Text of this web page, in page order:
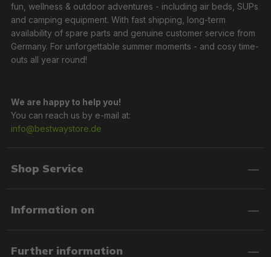
fun, wellness & outdoor adventures - including air beds, SUPs
and camping equipment. With fast shipping, long-term
availability of spare parts and genuine customer service from
Germany. For unforgettable summer moments - and cosy time-
outs all year round!
We are happy to help you!
You can reach us by e-mail at:
info@bestwaystore.de
Shop Service
Information on
Further information